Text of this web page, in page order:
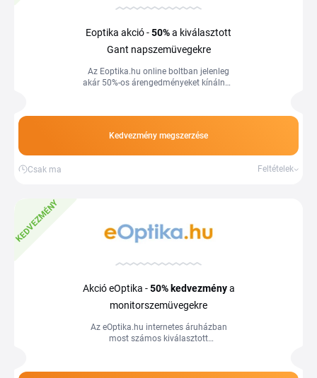
Eoptika akció -50%a kiválasztott
Gant napszemüvegekre
Az Eoptika.hu online boltban jelenleg
akár 50%-os árengedményeket kínálnak
spóroljon még ma a Tiplino cashback
Kedvezmény megszerzése
Csak ma Feltételek
KEDVEZMÉNY
Akció eOptika -50% kedvezménya
monitorszemüvegekre
Az eOptika.hu internetes áruházban
most számos kiválasztott
lényegesen olcsóbban, mint a bolti árak,